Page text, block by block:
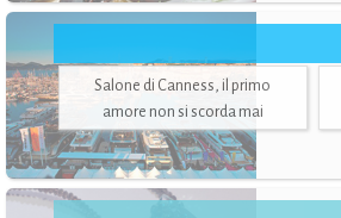
Salone di Canness, il primo
amore non si scorda mai